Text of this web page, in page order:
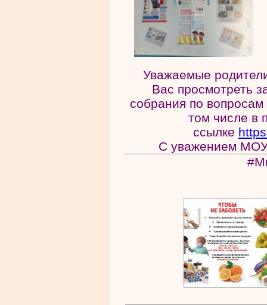
Уважаемые
Вас просмотреть
собрания по вопросам
том числе в
ссылке
С уважением МОУ